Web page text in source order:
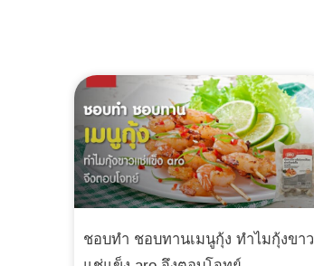
ชอบทำ ชอบทานเมนูกุ้ง ทำไมกุ้งขาว